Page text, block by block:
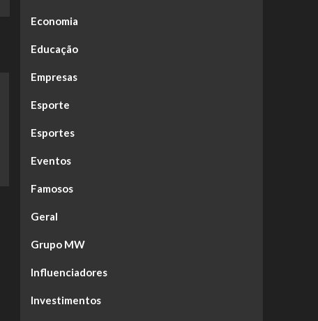
Economia
Educação
Empresas
Esporte
Esportes
Eventos
Famosos
Geral
Grupo MW
Influenciadores
Investimentos